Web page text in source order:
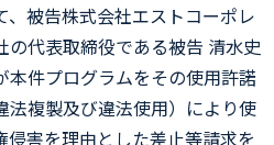
、被告株式会社エストコーポレ
の代表取締役である被告 清水史
本件プログラムをその使用許諾
法複製及び違法使用）により使
侵害を理由とした差止等請求を